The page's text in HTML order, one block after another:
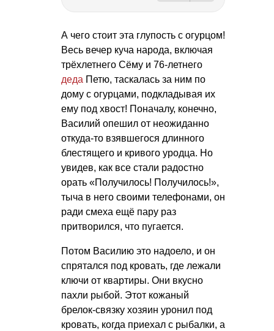
А чего стоит эта глупость с огурцом!
Весь вечер куча народа, включая
трёхлетнего Сёму и 76-летнего
деда Петю, таскалась за ним по
дому с огурцами, подкладывая их
ему под хвост! Поначалу, конечно,
Василий опешил от неожиданно
откуда-то взявшегося длинного
блестящего и кривого уродца. Но
увидев, как все стали радостно
орать «Получилось! Получилось!»,
тыча в него своими телефонами, он
ради смеха ещё пару раз
притворился, что пугается.
Потом Василию это надоело, и он
спрятался под кровать, где лежали
ключи от квартиры. Они вкусно
пахли рыбой. Этот кожаный
брелок-связку хозяин уронил под
кровать, когда приехал с рыбалки, а